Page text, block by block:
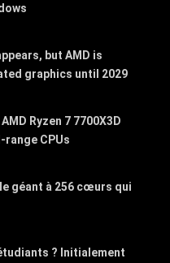
but AMD is
graphics until 2029
Ryzen 7 7700X3D
CPUs
géant à 256 cœurs qui
? Initialement